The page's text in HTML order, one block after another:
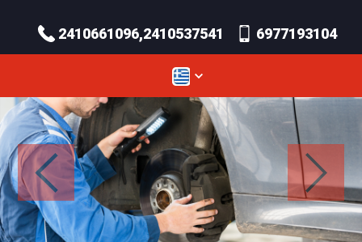
2410661096,2410537541 6977193104